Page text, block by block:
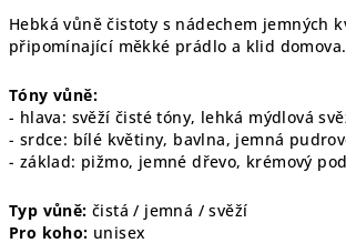
Hebká vůně čistoty s nádechem jemných
připomínající měkké prádlo a klid domova.
Tóny vůně:
- hlava: svěží čisté tóny, lehká mýdlová
- srdce: bílé květiny, bavlna, jemná
- základ: pižmo, jemné dřevo, krémový
Typ vůně: čistá / jemná / svěží
Pro koho: unisex